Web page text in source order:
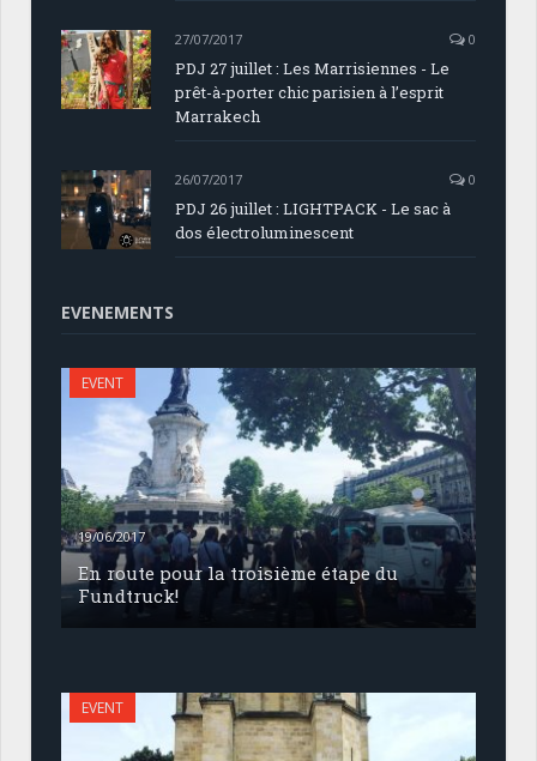
27/07/2017 0
PDJ 27 juillet : Les Marrisiennes - Le
prêt-à-porter chic parisien à l’esprit
Marrakech
26/07/2017 0
PDJ 26 juillet : LIGHTPACK - Le sac à
dos électroluminescent
EVENEMENTS
EVENT
19/06/2017
En route pour la troisième étape du
Fundtruck!
EVENT